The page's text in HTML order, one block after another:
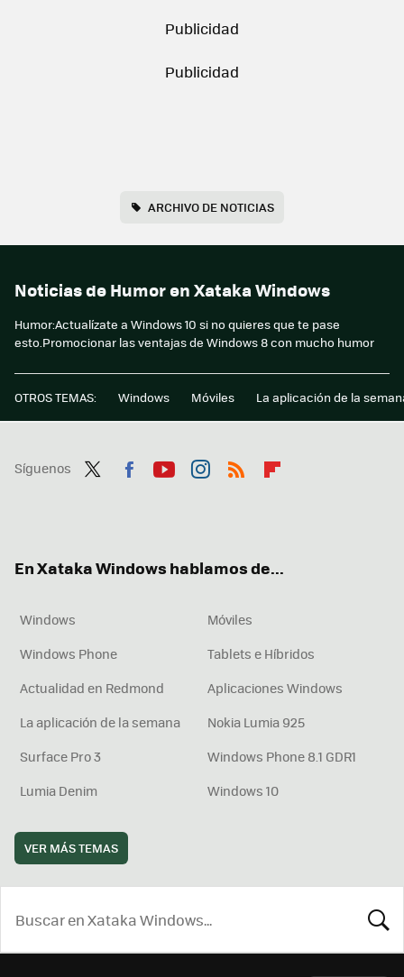
ARCHIVO DE NOTICIAS
Noticias de Humor en Xataka Windows
Humor:Actualízate a Windows 10 si no quieres que te pase
esto.Promocionar las ventajas de Windows 8 con mucho humor
OTROS TEMAS: Windows Móviles La aplicación de la
Síguenos
En Xataka Windows hablamos de...
Windows
Móviles
Windows Phone
Tablets e Híbridos
Actualidad en Redmond
Aplicaciones Windows
La aplicación de la semana
Nokia Lumia 925
Surface Pro 3
Windows Phone 8.1 GDR1
Lumia Denim
Windows 10
VER MÁS TEMAS